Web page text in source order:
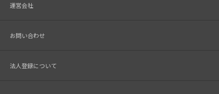
運営会社
お問い合わせ
法人登録について